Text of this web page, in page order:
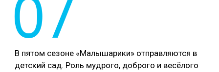
07
В пятом сезоне «Малышарики» отправляются в
детский сад. Роль мудрого, доброго и весёлого